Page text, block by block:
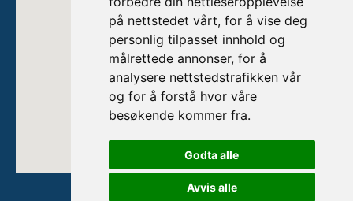
på nettstedet vårt, for å vise deg
personlig tilpasset innhold og
målrettede annonser, for å
analysere nettstedstrafikken vår
og for å forstå hvor våre
besøkende kommer fra.
Godta alle
Avvis alle